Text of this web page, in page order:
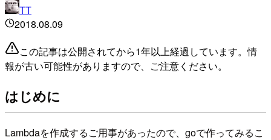
TT
2018.08.09
この記事は公開されてから1年以上経過しています。情
報が古い可能性がありますので、ご注意ください。
はじめに
Lambdaを作成するご用事があったので、goで作ってみるこ